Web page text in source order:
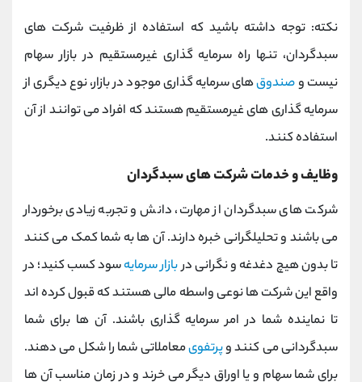
نکته: توجه داشته باشید که استفاده از ظرفیت شرکت های
سبدگردان، تنها راه سرمایه گذاری غیرمستقیم در بازار سهام
نیست وصندوقهای سرمایه گذاری موجود در بازار، نوع دیگری از
سرمایه گذاری های غیرمستقیم هستند که افراد می توانند از آن
استفاده کنند.
وظایف و خدمات شرکت های سبدگردان
شرکت های سبدگردان از مهارت، دانش و تجربه زیادی برخوردار
می باشند و تحلیلگرانی خبره دارند. آن ها به شما کمک می کنند
تا بدون هیچ دغدغه و نگرانی دربازار سرمایهسود کسب کنید؛ در
واقع این شرکت ها نوعی واسطه مالی هستند که قبول کرده اند
تا نماینده شما در امر سرمایه گذاری باشند. آن ها برای شما
سبدگردانی می کنند وپرتفویمعاملاتی شما را شکل می دهند.
برای شما سهام و یا اوراق دیگر می خرند و در زمان مناسب آن ها